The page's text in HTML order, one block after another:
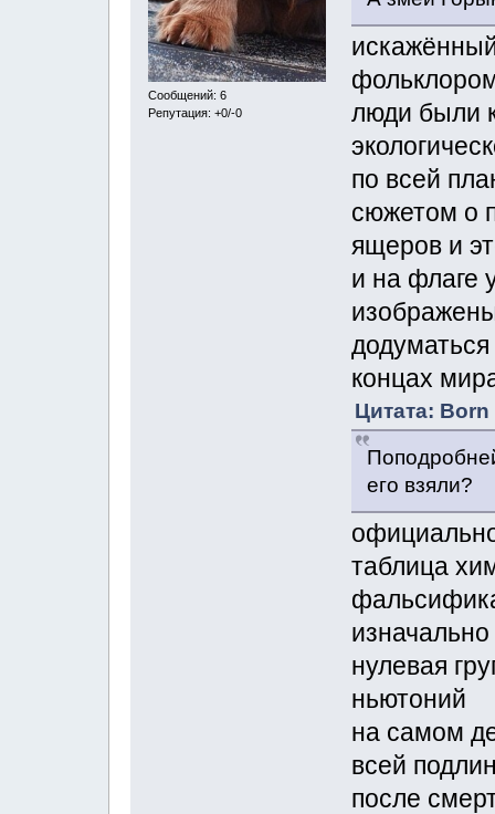
Сообщений: 6
Репутация: +0/-0
люди были
по всей
сюжетом о
ящеров и
и на флаге
концах
Цитата:
его взяли?
таблица
нулевая
ньютоний
на самом
всей
после